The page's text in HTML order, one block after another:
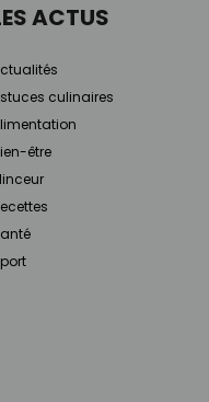
ACTUS
culinaires
être